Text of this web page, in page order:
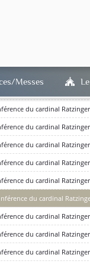
Messes
en bas de
est entré en
à notre politique de
du cardinal
du cardinal
du cardinal
du cardinal
du cardinal
du cardinal
du cardinal
du cardinal
du cardinal
du cardinal